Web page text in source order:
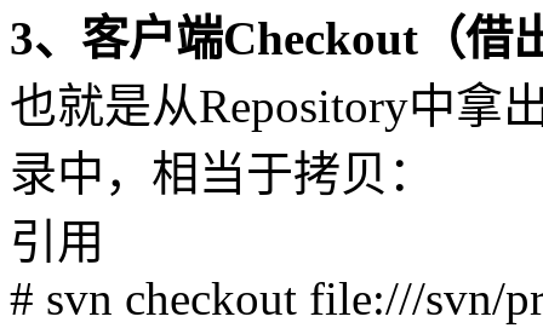
3、客户端Checkout（借
也就是从Repository中拿
录中，相当于拷贝：
引用
# svn checkout file:///svn/